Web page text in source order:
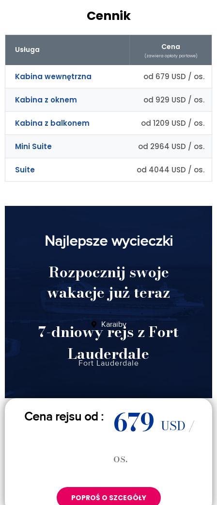
Cennik
Usługa Cena
(zawiera opłaty portowe)
Kabina wewnętrzna od 679 USD / os.
Kabina z oknem od 929 USD / os.
Kabina z balkonem od 1209 USD / os.
Mini Suite od 2964 USD / os.
Suite od 4044 USD / os.
Najlepsze wycieczki
Rozpocznij swoje
wakacje już teraz
Karaiby
7-dniowy rejs z Fort
Lauderdale
Fort Lauderdale
Cena rejsu od : 679 USD /
os.
POPROŚ O SZCEGÓŁY